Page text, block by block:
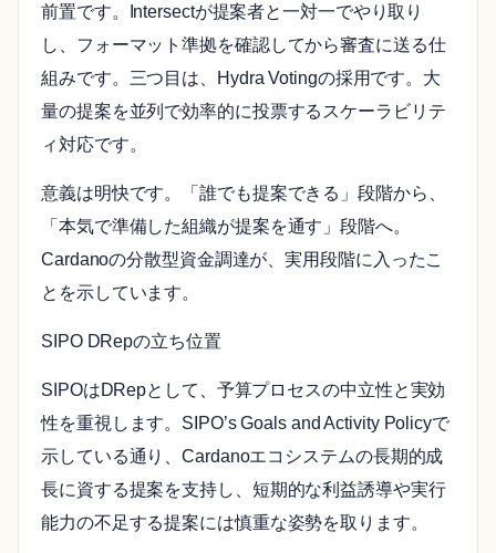
前置です。Intersectが提案者と一対一でやり取り
し、フォーマット準拠を確認してから審査に送る仕
組みです。三つ目は、Hydra Votingの採用です。大
量の提案を並列で効率的に投票するスケーラビリテ
ィ対応です。
意義は明快です。「誰でも提案できる」段階から、
「本気で準備した組織が提案を通す」段階へ。
Cardanoの分散型資金調達が、実用段階に入ったこ
とを示しています。
SIPO DRepの立ち位置
SIPOはDRepとして、予算プロセスの中立性と実効
性を重視します。SIPO’s Goals and Activity Policyで
示している通り、Cardanoエコシステムの長期的成
長に資する提案を支持し、短期的な利益誘導や実行
能力の不足する提案には慎重な姿勢を取ります。